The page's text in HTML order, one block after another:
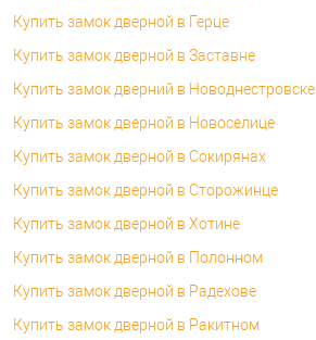
Купить замок дверной в Герце
Купить замок дверной в Заставне
Купить замок дверний в Новоднестровске
Купить замок дверной в Новоселице
Купить замок дверной в Сокирянах
Купить замок дверной в Сторожинце
Купить замок дверной в Хотине
Купить замок дверной в Полонном
Купить замок дверной в Радехове
Купить замок дверной в Ракитном